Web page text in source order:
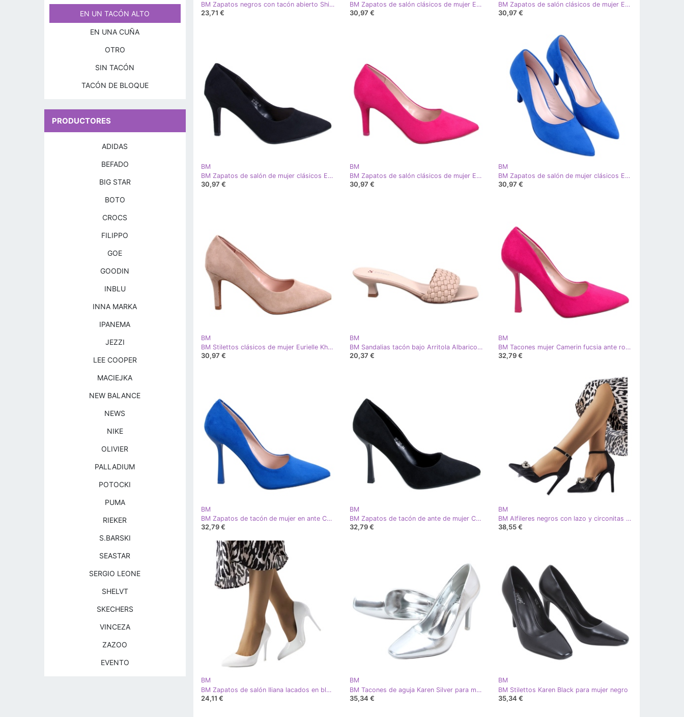
BM Zapatos negros con tacón abierto Shirley
23,71 €
BM Zapatos de salón clásicos de mujer Eurielle Red rojo
30,97 €
BM Zapatos de salón clásicos de mujer Eurielle Green verde
30,97 €
BM
BM Zapatos de salón de mujer clásicos Eurielle Negros
30,97 €
BM
BM Zapatos de salón clásicos de mujer Eurielle Fucsia rosa
30,97 €
BM
BM Zapatos de salón de mujer clásicos Eurielle Azul
30,97 €
BM
BM Stilettos clásicos de mujer Eurielle Khaki beige
30,97 €
BM
BM Sandalias tacón bajo Arritola Albaricoque beige
20,37 €
BM
BM Tacones mujer Camerin fucsia ante rosa
32,79 €
BM
BM Zapatos de tacón de mujer en ante Camerin Azul
32,79 €
BM
BM Zapatos de tacón de ante de mujer Camerin Black negro
32,79 €
BM
BM Alfileres negros con lazo y circonitas de Bussi
38,55 €
BM
BM Zapatos de salón Iliana lacados en blanco
24,11 €
BM
BM Tacones de aguja Karen Silver para mujer plata
35,34 €
BM
BM Stilettos Karen Black para mujer negro
35,34 €
EN UN TACÓN ALTO
EN UNA CUÑA
OTRO
SIN TACÓN
TACÓN DE BLOQUE
PRODUCTORES
ADIDAS
BEFADO
BIG STAR
BOTO
CROCS
FILIPPO
GOE
GOODIN
INBLU
INNA MARKA
IPANEMA
JEZZI
LEE COOPER
MACIEJKA
NEW BALANCE
NEWS
NIKE
OLIVIER
PALLADIUM
POTOCKI
PUMA
RIEKER
S.BARSKI
SEASTAR
SERGIO LEONE
SHELVT
SKECHERS
VINCEZA
ZAZOO
EVENTO